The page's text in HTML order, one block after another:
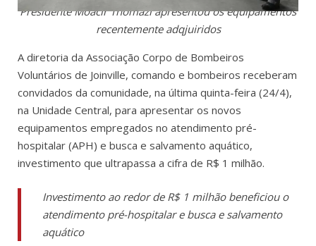
Presidente Moacir Thomazi apresentou os equipamentos
recentemente adqjuiridos
A diretoria da Associação Corpo de Bombeiros
Voluntários de Joinville, comando e bombeiros receberam
convidados da comunidade, na última quinta-feira (24/4),
na Unidade Central, para apresentar os novos
equipamentos empregados no atendimento pré-
hospitalar (APH) e busca e salvamento aquático,
investimento que ultrapassa a cifra de R$ 1 milhão.
Investimento ao redor de R$ 1 milhão beneficiou o
atendimento pré-hospitalar e busca e salvamento
aquático